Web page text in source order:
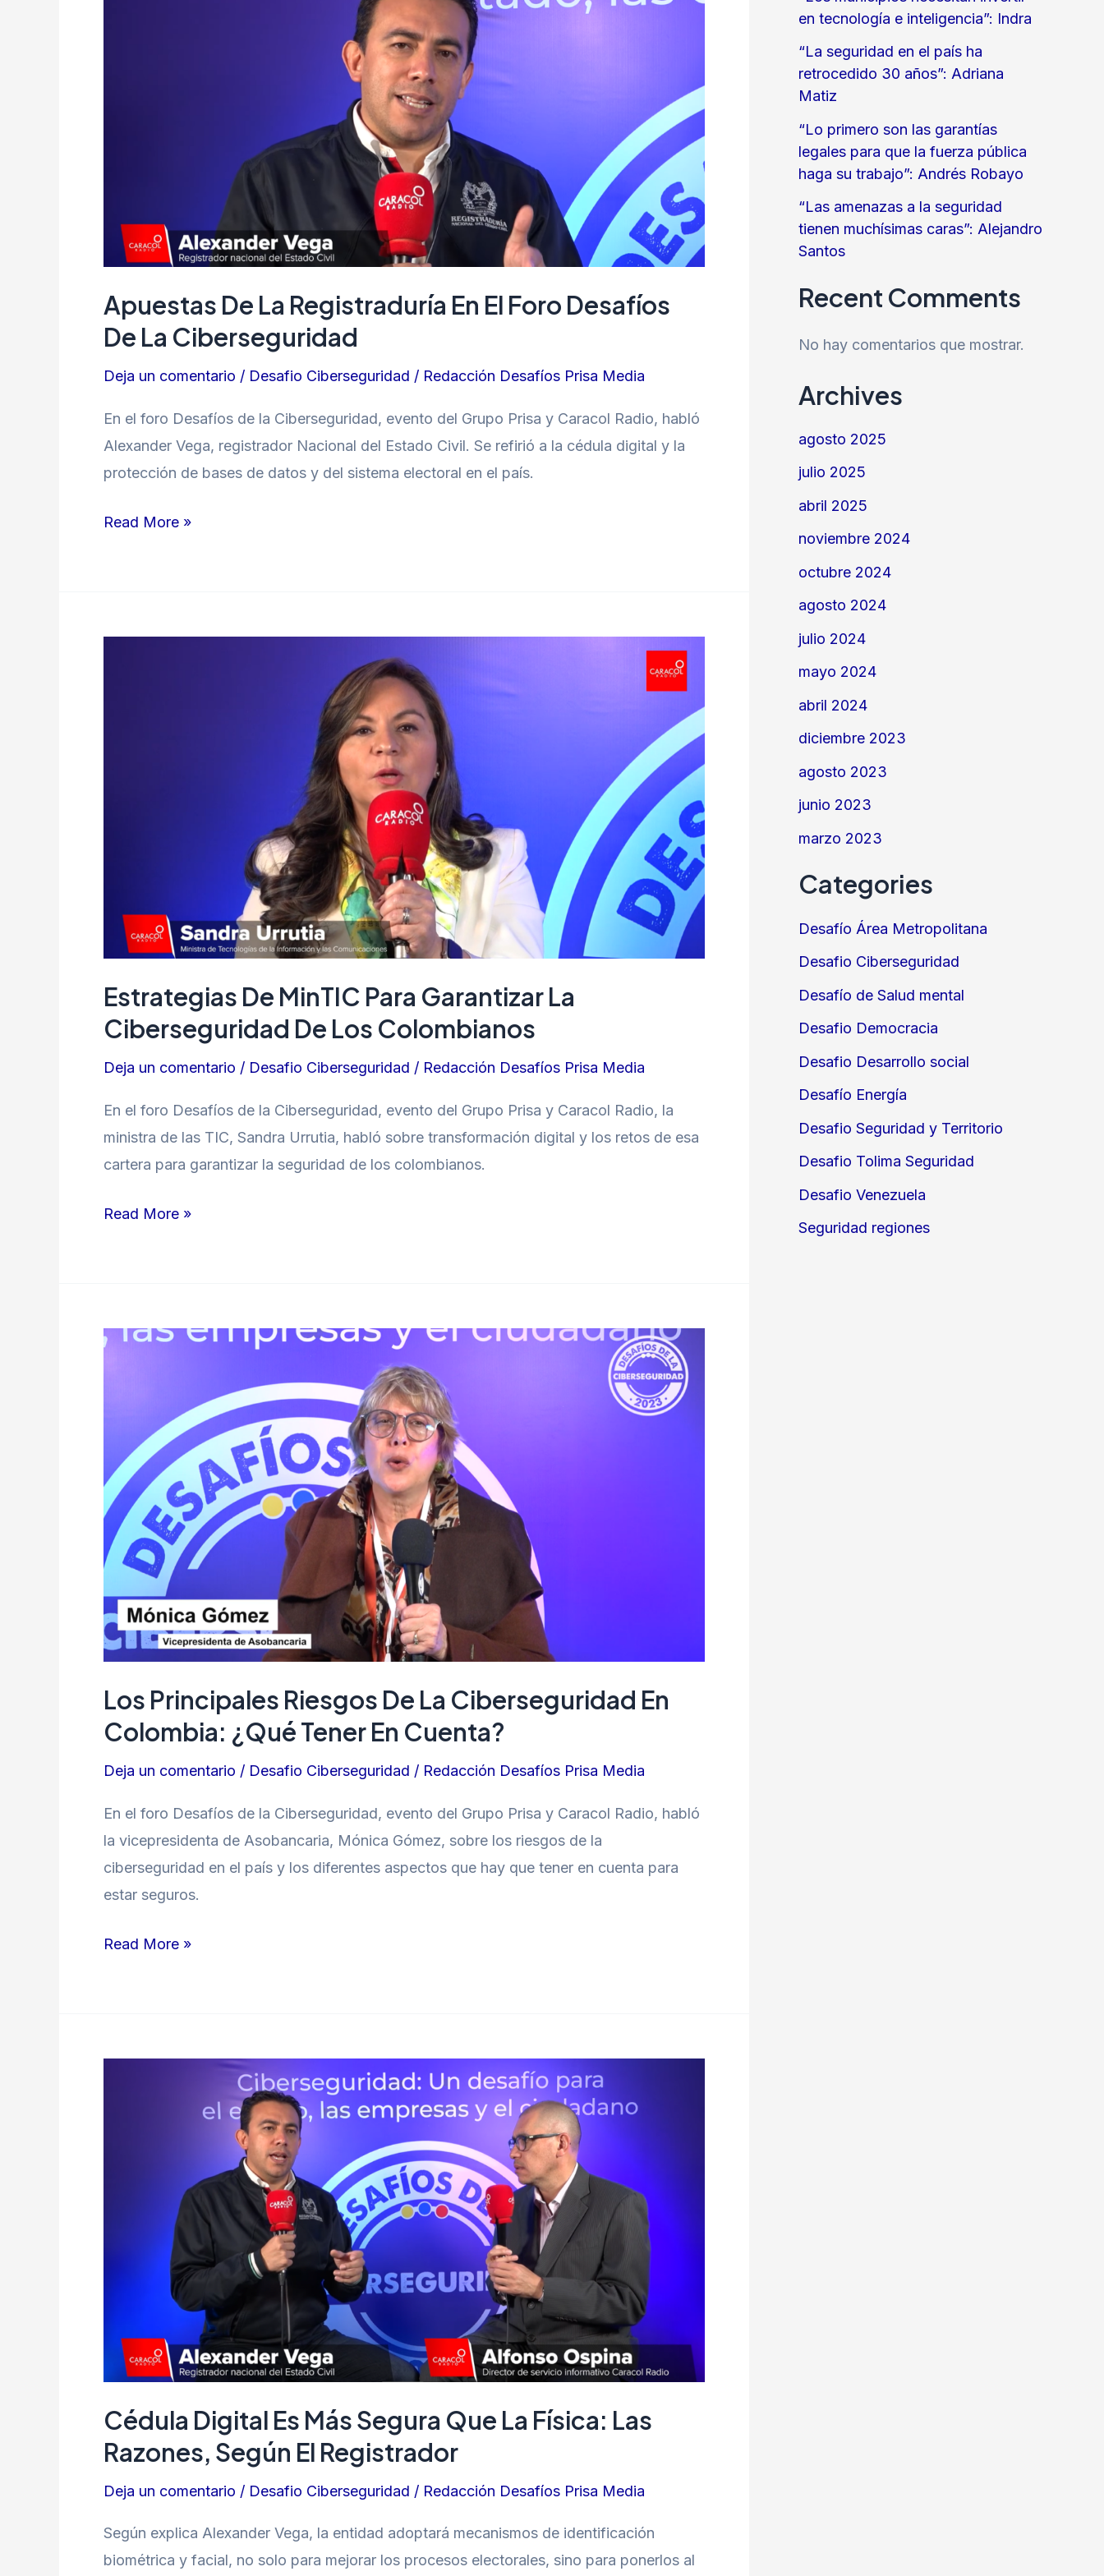
Apuestas De La Registraduría En El Foro Desafíos
De La Ciberseguridad
Deja un comentario / Desafio Ciberseguridad / Redacción Desafíos Prisa Media
En el foro Desafíos de la Ciberseguridad, evento del Grupo Prisa y Caracol Radio, habló
Alexander Vega, registrador Nacional del Estado Civil. Se refirió a la cédula digital y la
protección de bases de datos y del sistema electoral en el país.
Ciberseguridad
Read More »
Estrategias De MinTIC Para Garantizar La
Ciberseguridad De Los Colombianos
Deja un comentario / Desafio Ciberseguridad / Redacción Desafíos Prisa Media
En el foro Desafíos de la Ciberseguridad, evento del Grupo Prisa y Caracol Radio, la
ministra de las TIC, Sandra Urrutia, habló sobre transformación digital y los retos de esa
cartera para garantizar la seguridad de los colombianos.
Read More »
Los Principales Riesgos De La Ciberseguridad En
Colombia: ¿Qué Tener En Cuenta?
Deja un comentario / Desafio Ciberseguridad / Redacción Desafíos Prisa Media
En el foro Desafíos de la Ciberseguridad, evento del Grupo Prisa y Caracol Radio, habló
la vicepresidenta de Asobancaria, Mónica Gómez, sobre los riesgos de la
ciberseguridad en el país y los diferentes aspectos que hay que tener en cuenta para
estar seguros.
Los
ciberseguridad
en
Colombia:
¿Qué
en
cuenta?
Read More »
Cédula Digital Es Más Segura Que La Física: Las
Razones, Según El Registrador
Deja un comentario / Desafio Ciberseguridad / Redacción Desafíos Prisa Media
Según explica Alexander Vega, la entidad adoptará mecanismos de identificación
biométrica y facial, no solo para mejorar los procesos electorales, sino para ponerlos al
según
en tecnología e inteligencia”: Indra
“La seguridad en el país ha
retrocedido 30 años”: Adriana
Matiz
“Lo primero son las garantías
legales para que la fuerza pública
haga su trabajo”: Andrés Robayo
“Las amenazas a la seguridad
tienen muchísimas caras”: Alejandro
Santos
Recent Comments
No hay comentarios que mostrar.
Archives
agosto 2025
julio 2025
abril 2025
noviembre 2024
octubre 2024
agosto 2024
julio 2024
mayo 2024
abril 2024
diciembre 2023
agosto 2023
junio 2023
marzo 2023
Categories
Desafío Área Metropolitana
Desafio Ciberseguridad
Desafío de Salud mental
Desafio Democracia
Desafio Desarrollo social
Desafío Energía
Desafio Seguridad y Territorio
Desafio Tolima Seguridad
Desafio Venezuela
Seguridad regiones